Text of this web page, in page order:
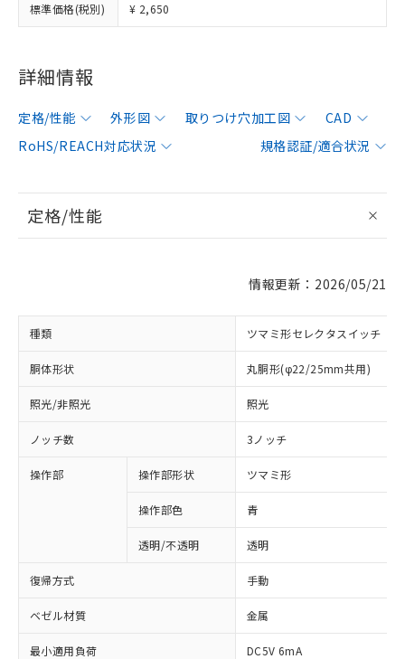
標準価格(税別) ¥ 2,650
詳細情報
定格/性能 外形図 取りつけ穴加工図
CAD
RoHS/REACH対応状況
規格認証/適合状況
定格/性能
情報更新：2026/05/21
種類 ツマミ形セレクタスイッチ
胴体形状 丸胴形(φ22/25mm共用)
照光/非照光 照光
ノッチ数 3ノッチ
操作部 操作部形状 ツマミ形
操作部色 青
透明/不透明 透明
復帰方式 手動
ベゼル材質 金属
最小適用負荷 DC5V 6mA